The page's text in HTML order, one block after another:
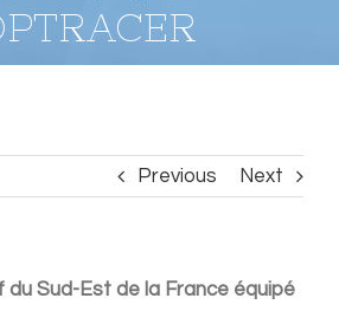
Previous Next
du Sud-Est de la France équipé